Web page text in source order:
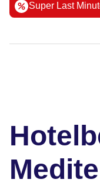
Super Last